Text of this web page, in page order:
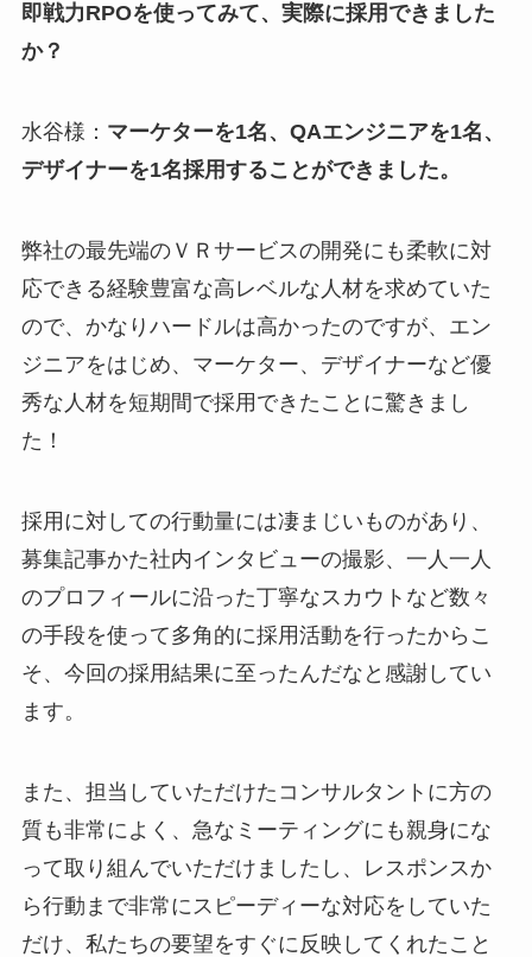
即戦力RPOを使ってみて、実際に採用できました
か？
水谷様： マーケターを1名、QAエンジニアを1名、
デザイナーを1名採用することができました。
弊社の最先端のＶＲサービスの開発にも柔軟に対
応できる経験豊富な高レベルな人材を求めていた
ので、かなりハードルは高かったのですが、エン
ジニアをはじめ、マーケター、デザイナーなど優
秀な人材を短期間で採用できたことに驚きまし
た！
採用に対しての行動量には凄まじいものがあり、
募集記事かた社内インタビューの撮影、一人一人
のプロフィールに沿った丁寧なスカウトなど数々
の手段を使って多角的に採用活動を行ったからこ
そ、今回の採用結果に至ったんだなと感謝してい
ます。
また、担当していただけたコンサルタントに方の
質も非常によく、急なミーティングにも親身にな
って取り組んでいただけましたし、レスポンスか
ら行動まで非常にスピーディーな対応をしていた
だけ、私たちの要望をすぐに反映してくれたこと